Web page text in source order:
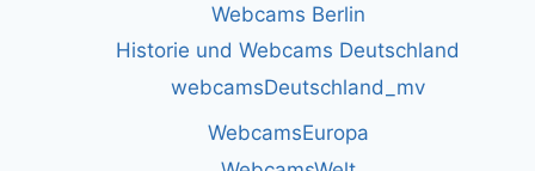
Webcams Berlin
Historie und Webcams Deutschland
webcamsDeutschland_mv
WebcamsEuropa